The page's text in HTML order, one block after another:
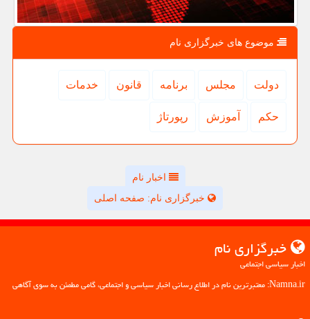
موضوع های خبرگزاری نام
دولت مجلس برنامه قانون خدمات
حكم آموزش رپورتاژ
اخبار نام
خبرگزاری نام: صفحه اصلی
خبرگزاری نام
اخبار سیاسی اجتماعی
Namna.ir: معتبرترین نام در اطلاع رسانی اخبار سیاسی و اجتماعی، گامی مطمئن به سوی آگاهی